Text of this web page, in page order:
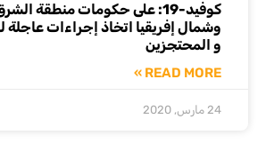
كوفيد-19: على حكومات منطقة
وشمال إفريقيا اتخاذ إجراءات عاجلة
و المحتجزين
READ MORE »
24 مارس, 2020